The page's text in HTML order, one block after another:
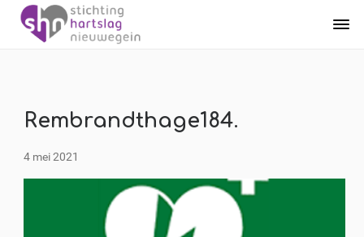
Rembrandthage184.
4 mei 2021